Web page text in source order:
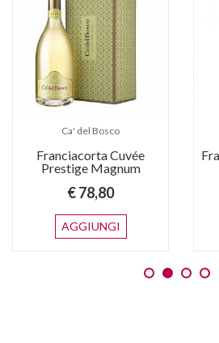
Ca' del Bosco
Franciacorta Cuvée
Prestige Magnum
€ 78,80
AGGIUNGI